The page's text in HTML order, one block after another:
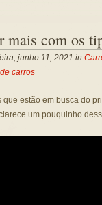
mais com os
junho 11, 2021 in
carros
estão em busca do
um pouquinho